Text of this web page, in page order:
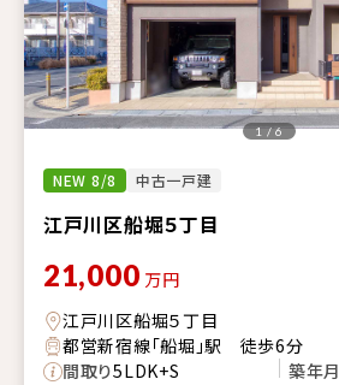
NEW 8/8 中古一戸建
江戸川区船堀５丁目
1 / 6
21,000 万円
江戸川区船堀５丁目
都営新宿線「船堀」駅 徒歩6分
間取り5LDK+S 築年月